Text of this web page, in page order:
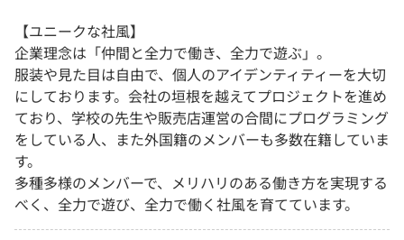
【ユニークな社風】
企業理念は「仲間と全力で働き、全力で遊ぶ」。
服装や見た目は自由で、個人のアイデンティティーを大切
にしております。会社の垣根を越えてプロジェクトを進め
ており、学校の先生や販売店運営の合間にプログラミング
をしている人、また外国籍のメンバーも多数在籍していま
す。
多種多様のメンバーで、メリハリのある働き方を実現する
べく、全力で遊び、全力で働く社風を育てています。